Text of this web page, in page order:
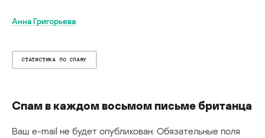
Анна Григорьева
СТАТИСТИКА ПО СПАМУ
Спам в каждом восьмом письме британца
Ваш e-mail не будет опубликован. Обязательные поля